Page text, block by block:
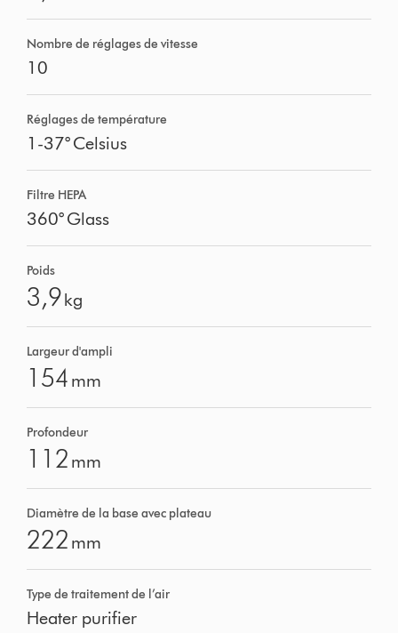
Nombre de réglages de vitesse
10
Réglages de température
1-37° Celsius
Filtre HEPA
360° Glass
Poids
3,9kg
Largeur d'ampli
154 mm
Profondeur
112 mm
Diamètre de la base avec plateau
222 mm
Type de traitement de l’air
Heater purifier